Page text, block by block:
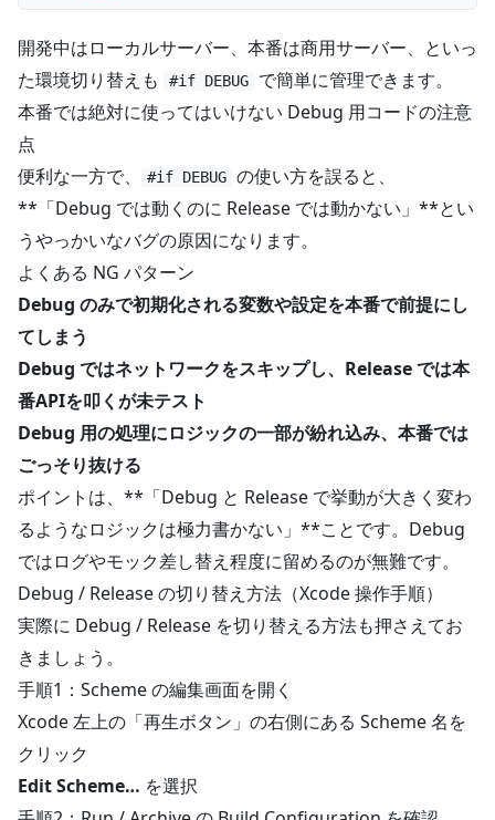
開発中はローカルサーバー、本番は商用サーバー、といっ
た環境切り替えも
#if DEBUG
で簡単に管理できます。
本番では絶対に使ってはいけない Debug 用コードの注意
点
便利な一方で、
#if DEBUG の使い方を誤ると、
**「Debug では動くのに Release では動かない」**とい
うやっかいなバグの原因になります。
よくある NG パターン
Debug のみで初期化される変数や設定を本番で前提にし
てしまう
Debug ではネットワークをスキップし、Release では本
番APIを叩くが未テスト
Debug 用の処理にロジックの一部が紛れ込み、本番では
ごっそり抜ける
ポイントは、**「Debug と Release で挙動が大きく変わ
るようなロジックは極力書かない」**ことです。Debug
ではログやモック差し替え程度に留めるのが無難です。
Debug / Release の切り替え方法（Xcode 操作手順）
実際に Debug / Release を切り替える方法も押さえてお
きましょう。
手順1：Scheme の編集画面を開く
Xcode 左上の「再生ボタン」の右側にある Scheme 名を
クリック
Edit Scheme… を選択